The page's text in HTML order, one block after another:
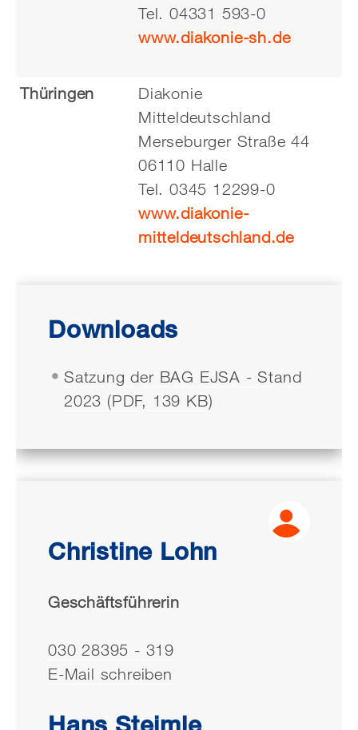
Tel. 04331 593-0
www.diakonie-sh.de
Thüringen
Diakonie
Mitteldeutschland
Merseburger Straße 44
06110 Halle
Tel. 0345 12299-0
www.diakonie-
mitteldeutschland.de
Downloads
Satzung der BAG EJSA - Stand
2023 (PDF, 139 KB)
Christine Lohn
Geschäftsführerin
030 28395 - 319
E-Mail schreiben
Hans Steimle